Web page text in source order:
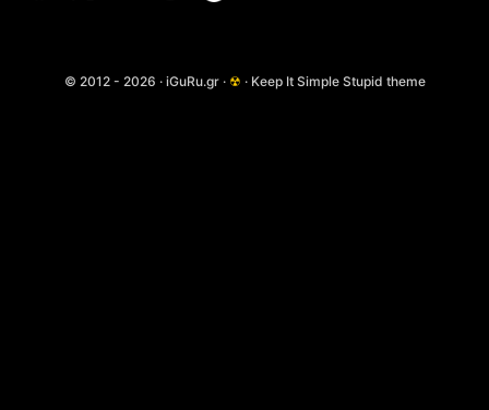
© 2012 - 2026 · iGuRu.gr · ☢ · Keep It Simple Stupid theme